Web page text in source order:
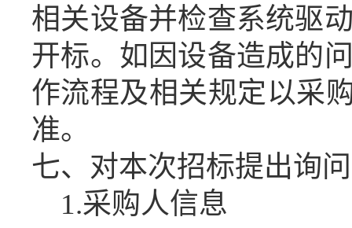
相关设备并检查系统驱
开标。 如因设备造成的
作流程及相关规定以采
准。
七、对本次招标提出询
1.采购人信息